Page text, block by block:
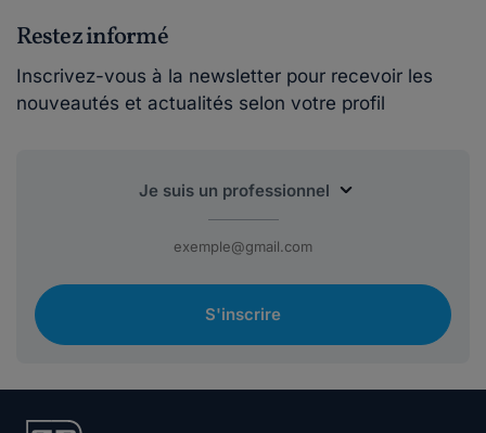
Restez informé
Inscrivez-vous à la newsletter pour recevoir les
nouveautés et actualités selon votre profil
S'inscrire